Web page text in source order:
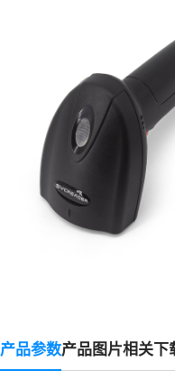
产品参数产品图片相关下